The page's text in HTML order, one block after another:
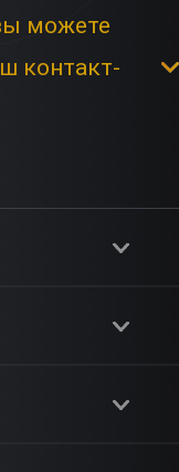
можете
контакт-